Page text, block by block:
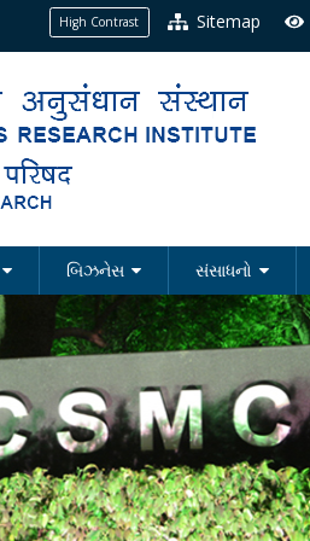
High Contrast Sitemap
બિઝનેસ સંસાધનો